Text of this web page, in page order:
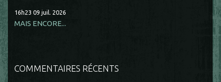
16h23 09 juil. 2026
MAIS ENCORE...
COMMENTAIRES RÉCENTS